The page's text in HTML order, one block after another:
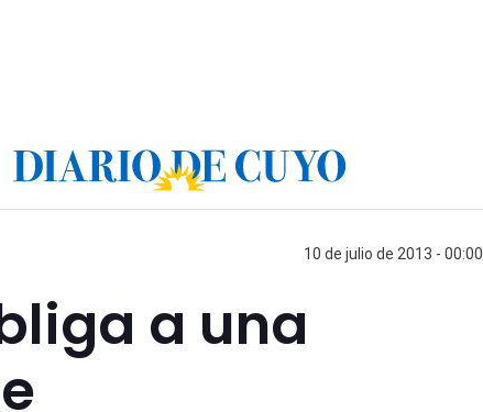
10 de julio de 2013 - 00:00
a una